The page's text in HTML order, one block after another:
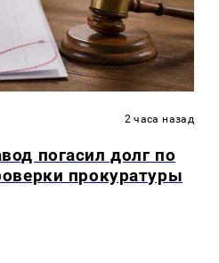
2 часа назад
погасил долг по
прокуратуры